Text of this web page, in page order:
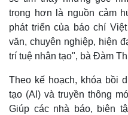
trọng hơn là nguồn cảm
phát triển của báo chí
văn, chuyên nghiệp, hiện
trí tuệ nhân tạo", bà Đàm
Theo kế hoạch, khóa bồi
tạo (AI) và truyền thông
Giúp các nhà báo, biên